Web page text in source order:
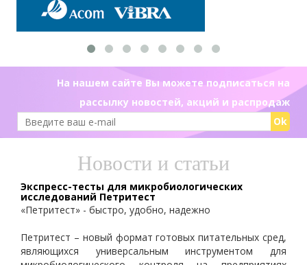
На нашем сайте Вы можете подписаться на
рассылку новостей, акций и распродаж
Ok
Новости и статьи
Экспресс-тесты для микробиологических
исследований Петритест
«Петритест» - быстро, удобно, надежно
Петритест – новый формат готовых питательных сред,
являющихся универсальным инструментом для